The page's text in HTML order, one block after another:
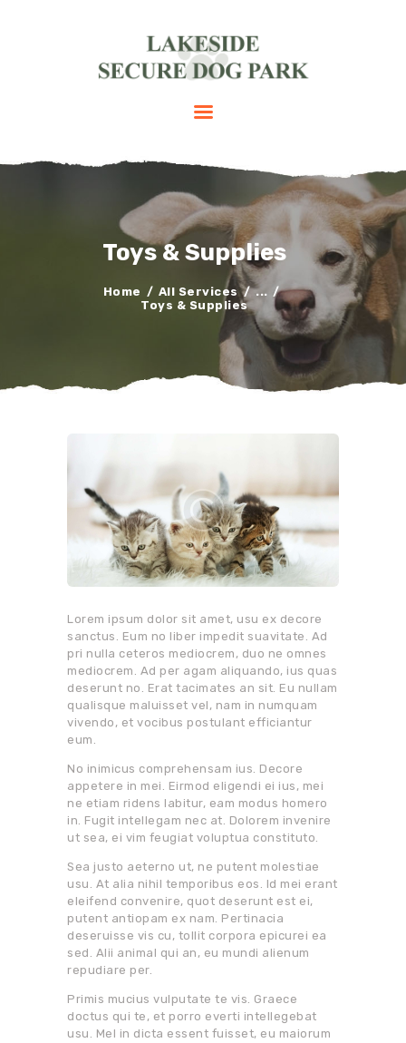
Toys & Supplies
Home All Services
...
Toys & Supplies
GALLERY
BOOK NOW
FAQS
CONTACT
Lorem ipsum dolor sit amet, usu ex decore
sanctus. Eum no liber impedit suavitate. Ad
pri nulla ceteros mediocrem, duo ne omnes
mediocrem. Ad per agam aliquando, ius quas
deserunt no. Erat tacimates an sit. Eu nullam
qualisque maluisset vel, nam in numquam
vivendo, et vocibus postulant efficiantur
eum.
No inimicus comprehensam ius. Decore
appetere in mei. Eirmod eligendi ei ius, mei
ne etiam ridens labitur, eam modus homero
in. Fugit intellegam nec at. Dolorem invenire
ut sea, ei vim feugiat voluptua constituto.
Sea justo aeterno ut, ne putent molestiae
usu. At alia nihil temporibus eos. Id mei erant
eleifend convenire, quot deserunt est ei,
putent antiopam ex nam. Pertinacia
deseruisse vis cu, tollit corpora epicurei ea
sed. Alii animal qui an, eu mundi alienum
repudiare per.
Primis mucius vulputate te vis. Graece
doctus qui te, et porro everti intellegebat
usu. Mel in dicta essent fuisset, eu maiorum